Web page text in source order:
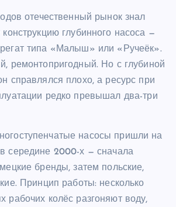
отечественный рынок знал
конструкцию глубинного насоса —
типа «Малыш» или «Ручеёк».
ремонтопригодный. Но с глубиной
справлялся плохо, а ресурс при
редко превышал два-три
насосы пришли на
середине 2000-х — сначала
бренды, затем польские,
Принцип работы: несколько
рабочих колёс разгоняют воду,